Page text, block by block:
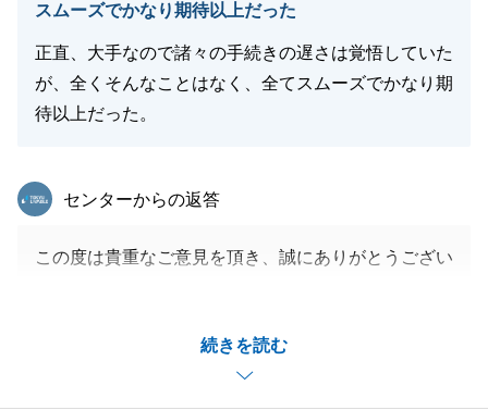
閉じる
スムーズでかなり期待以上だった
正直、大手なので諸々の手続きの遅さは覚悟していた
が、全くそんなことはなく、全てスムーズでかなり期
待以上だった。
続きを読む
東急リバブル
センターからの返答
この度は貴重なご意見を頂き、誠にありがとうござい
迅速な対応のお陰でございます。
賃貸中という事もあり、ご依頼事項も複数あった中で